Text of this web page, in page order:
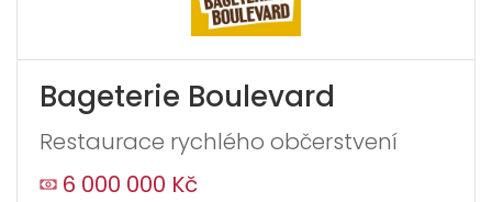
Bageterie Boulevard
Restaurace rychlého občerstvení
6 000 000 Kč